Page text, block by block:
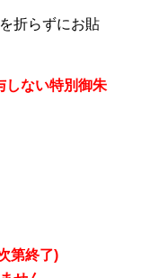
折らずにお貼
しない特別御朱
第終了)